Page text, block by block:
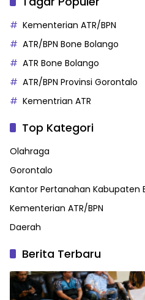
Kementerian ATR/BPN
ATR/BPN Bone Bolango
ATR Bone Bolango
ATR/BPN Provinsi Gorontalo
Kementrian ATR
Top Kategori
Olahraga
Gorontalo
Kantor Pertanahan Kabupaten
Kementerian ATR/BPN
Daerah
Berita Terbaru